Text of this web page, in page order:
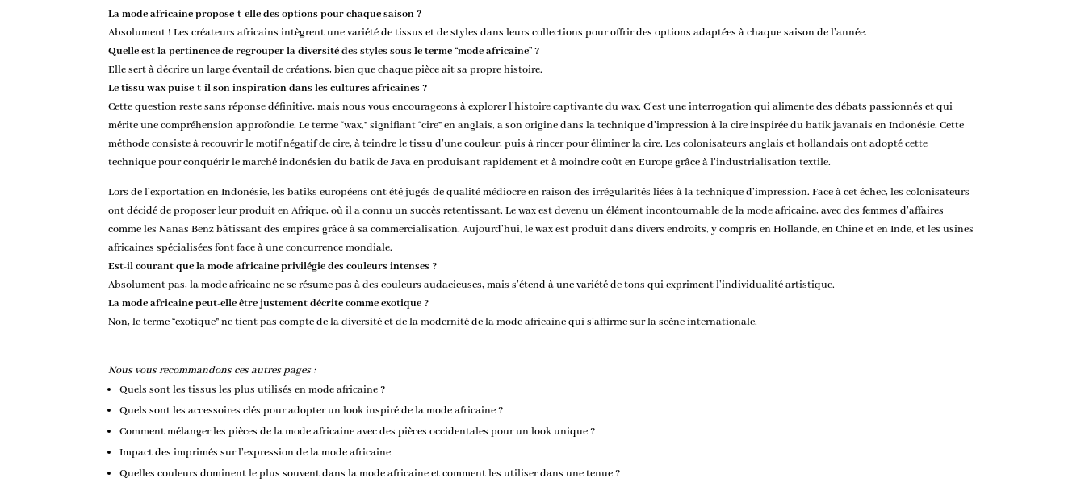
La mode africaine propose-t-elle des options pour chaque saison ?
Absolument ! Les créateurs africains intègrent une variété de tissus et de styles dans leurs collections pour offrir des options adaptées à chaque saison de l’année.
Quelle est la pertinence de regrouper la diversité des styles sous le terme “mode africaine” ?
Elle sert à décrire un large éventail de créations, bien que chaque pièce ait sa propre histoire.
Le tissu wax puise-t-il son inspiration dans les cultures africaines ?
Cette question reste sans réponse définitive, mais nous vous encourageons à explorer l’histoire captivante du wax. C’est une interrogation qui alimente des débats passionnés et qui
mérite une compréhension approfondie. Le terme “wax,” signifiant “cire” en anglais, a son origine dans la technique d’impression à la cire inspirée du batik javanais en Indonésie. Cette
méthode consiste à recouvrir le motif négatif de cire, à teindre le tissu d’une couleur, puis à rincer pour éliminer la cire. Les colonisateurs anglais et hollandais ont adopté cette
technique pour conquérir le marché indonésien du batik de Java en produisant rapidement et à moindre coût en Europe grâce à l’industrialisation textile.
Lors de l’exportation en Indonésie, les batiks européens ont été jugés de qualité médiocre en raison des irrégularités liées à la technique d’impression. Face à cet échec, les colonisateurs
ont décidé de proposer leur produit en Afrique, où il a connu un succès retentissant. Le wax est devenu un élément incontournable de la mode africaine, avec des femmes d’affaires
comme les Nanas Benz bâtissant des empires grâce à sa commercialisation. Aujourd’hui, le wax est produit dans divers endroits, y compris en Hollande, en Chine et en Inde, et les usines
africaines spécialisées font face à une concurrence mondiale.
Est-il courant que la mode africaine privilégie des couleurs intenses ?
Absolument pas, la mode africaine ne se résume pas à des couleurs audacieuses, mais s’étend à une variété de tons qui expriment l’individualité artistique.
La mode africaine peut-elle être justement décrite comme exotique ?
Non, le terme “exotique” ne tient pas compte de la diversité et de la modernité de la mode africaine qui s’affirme sur la scène internationale.
Nous vous recommandons ces autres pages :
Quels sont les tissus les plus utilisés en mode africaine ?
Quels sont les accessoires clés pour adopter un look inspiré de la mode africaine ?
Comment mélanger les pièces de la mode africaine avec des pièces occidentales pour un look unique ?
Impact des imprimés sur l’expression de la mode africaine
Quelles couleurs dominent le plus souvent dans la mode africaine et comment les utiliser dans une tenue ?